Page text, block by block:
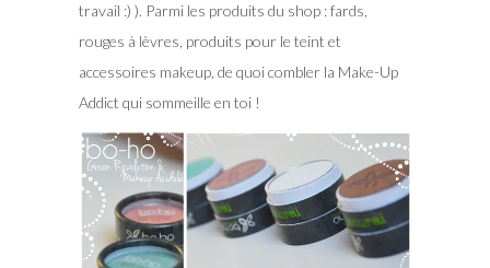
travail :) ). Parmi les produits du shop : fards,
rouges à lèvres, produits pour le teint et
accessoires makeup, de quoi combler la Make-Up
Addict qui sommeille en toi !